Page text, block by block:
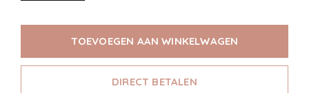
TOEVOEGEN AAN WINKELWAGEN
DIRECT BETALEN